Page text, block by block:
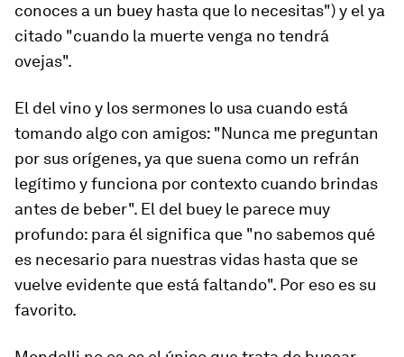
conoces a un buey hasta que lo necesitas") y el ya
citado "cuando la muerte venga no tendrá
ovejas".
El del vino y los sermones lo usa cuando está
tomando algo con amigos: "Nunca me preguntan
por sus orígenes, ya que suena como un refrán
legítimo y funciona por contexto cuando brindas
antes de beber". El del buey le parece muy
profundo: para él significa que "no sabemos qué
es necesario para nuestras vidas hasta que se
vuelve evidente que está faltando". Por eso es su
favorito.